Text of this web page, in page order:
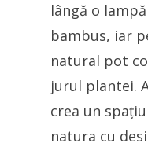
lângă o
bambus, iar
natural pot
jurul plantei.
crea un
natura cu